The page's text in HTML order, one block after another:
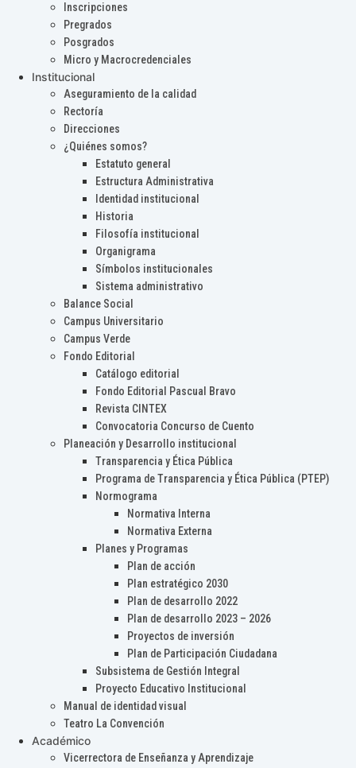
Inscripciones
Pregrados
Posgrados
Micro y Macrocredenciales
Institucional
Aseguramiento de la calidad
Rectoría
Direcciones
¿Quiénes somos?
Estatuto general
Estructura Administrativa
Identidad institucional
Historia
Filosofía institucional
Organigrama
Símbolos institucionales
Sistema administrativo
Balance Social
Campus Universitario
Campus Verde
Fondo Editorial
Catálogo editorial
Fondo Editorial Pascual Bravo
Revista CINTEX
Convocatoria Concurso de Cuento
Planeación y Desarrollo institucional
Transparencia y Ética Pública
Programa de Transparencia y Ética Pública (PTEP)
Normograma
Normativa Interna
Normativa Externa
Planes y Programas
Plan de acción
Plan estratégico 2030
Plan de desarrollo 2022
Plan de desarrollo 2023 – 2026
Proyectos de inversión
Plan de Participación Ciudadana
Subsistema de Gestión Integral
Proyecto Educativo Institucional
Manual de identidad visual
Teatro La Convención
Académico
Vicerrectora de Enseñanza y Aprendizaje